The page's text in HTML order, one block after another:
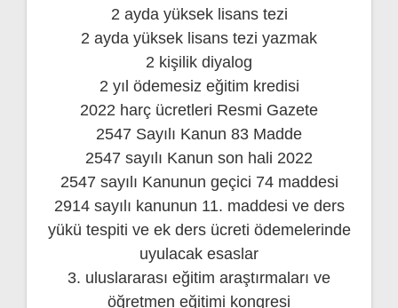
2 ayda yüksek lisans tezi
2 ayda yüksek lisans tezi yazmak
2 kişilik diyalog
2 yıl ödemesiz eğitim kredisi
2022 harç ücretleri Resmi Gazete
2547 Sayılı Kanun 83 Madde
2547 sayılı Kanun son hali 2022
2547 sayılı Kanunun geçici 74 maddesi
2914 sayılı kanunun 11. maddesi ve ders
yükü tespiti ve ek ders ücreti ödemelerinde
uyulacak esaslar
3. uluslararası eğitim araştırmaları ve
öğretmen eğitimi kongresi